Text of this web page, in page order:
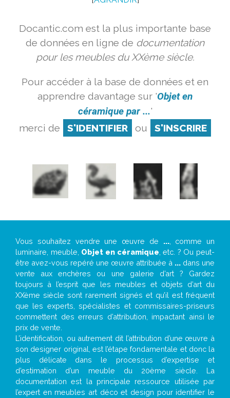
Docantic.com est la plus importante base
de données en ligne de documentation
pour les meubles du XXème siècle.
Pour accéder à la base de données et en
apprendre davantage sur 'Objet en
céramique par ...'
merci de
S'IDENTIFIER ou S'INSCRIRE
Vous souhaitez vendre une œuvre de ..., comme un
luminaire, meuble, Objet en céramique , etc. ? Ou peut-
être avez-vous repéré une œuvre attribuée à ... dans une
vente aux enchères ou une galerie d’art ? Gardez
toujours à l’esprit que les meubles et objets d’art du
XXème siècle sont rarement signés et qu’il est fréquent
que les experts, spécialistes et commissaires-priseurs
commettent des erreurs d’attribution, impactant ainsi le
prix de vente.
L’identification, ou autrement dit l’attribution d’une œuvre à
son designer original, est l’étape fondamentale et donc la
plus délicate dans le processus d’expertise et
d’estimation d’un meuble du 20ème siècle. La
documentation est la principale ressource utilisée par
l’expert en meubles art déco et design pour identifier le